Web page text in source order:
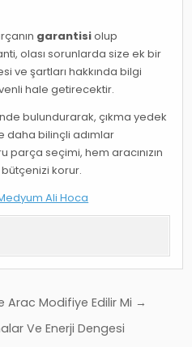
garantisiolup
olası sorunlarda size ek bir
ve şartları hakkında bilgi
hale getirecektir.
bulundurarak, çıkma yedek
daha bilinçli adımlar
parça seçimi, hem aracınızın
bütçenizi korur.
Ali Hoca
Arac Modifiye Edilir Mi →
Ve Enerji Dengesi